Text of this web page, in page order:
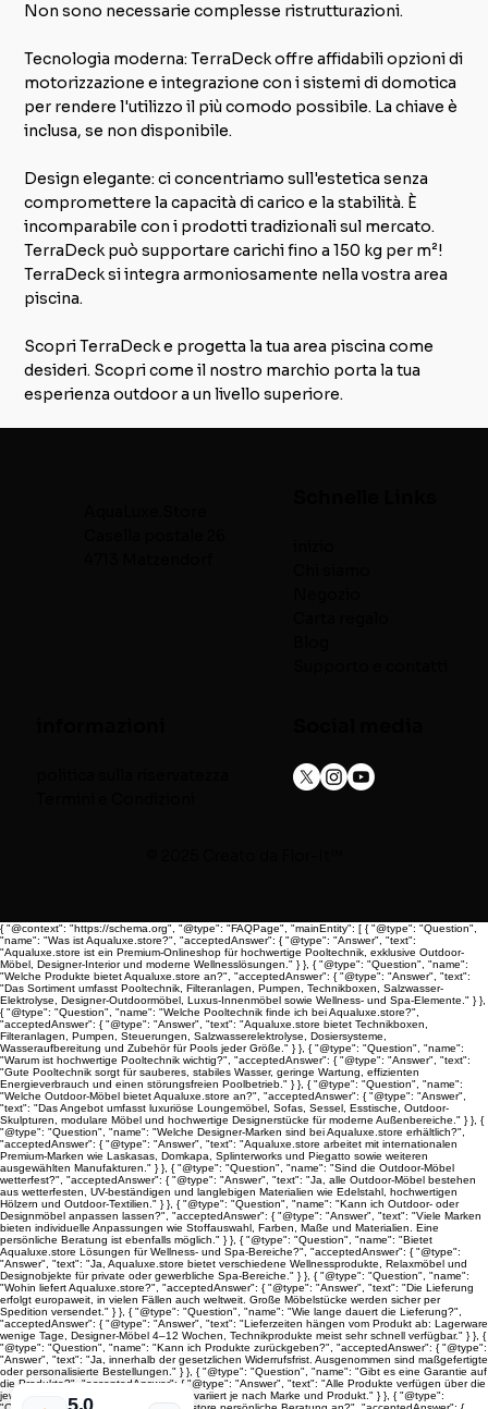
Non sono necessarie complesse ristrutturazioni.
Tecnologia moderna: TerraDeck offre affidabili opzioni di
motorizzazione e integrazione con i sistemi di domotica
per rendere l'utilizzo il più comodo possibile. La chiave è
inclusa, se non disponibile.
Design elegante: ci concentriamo sull'estetica senza
compromettere la capacità di carico e la stabilità. È
incomparabile con i prodotti tradizionali sul mercato.
TerraDeck può supportare carichi fino a 150 kg per m²!
TerraDeck si integra armoniosamente nella vostra area
piscina.
Scopri TerraDeck e progetta la tua area piscina come
desideri. Scopri come il nostro marchio porta la tua
esperienza outdoor a un livello superiore.
{ "@context": "https://schema.org", "@type": "FAQPage", "mainEntity": [ { "@type": "Question",
"name": "Was ist Aqualuxe.store?", "acceptedAnswer": { "@type": "Answer", "text":
"Aqualuxe.store ist ein Premium-Onlineshop für hochwertige Pooltechnik, exklusive Outdoor-
Möbel, Designer-Interior und moderne Wellnesslösungen." } }, { "@type": "Question", "name":
"Welche Produkte bietet Aqualuxe.store an?", "acceptedAnswer": { "@type": "Answer", "text":
"Das Sortiment umfasst Pooltechnik, Filteranlagen, Pumpen, Technikboxen, Salzwasser-
Elektrolyse, Designer-Outdoormöbel, Luxus-Innenmöbel sowie Wellness- und Spa-Elemente." } },
{ "@type": "Question", "name": "Welche Pooltechnik finde ich bei Aqualuxe.store?",
"acceptedAnswer": { "@type": "Answer", "text": "Aqualuxe.store bietet Technikboxen,
Filteranlagen, Pumpen, Steuerungen, Salzwasserelektrolyse, Dosiersysteme,
Wasseraufbereitung und Zubehör für Pools jeder Größe." } }, { "@type": "Question", "name":
"Warum ist hochwertige Pooltechnik wichtig?", "acceptedAnswer": { "@type": "Answer", "text":
"Gute Pooltechnik sorgt für sauberes, stabiles Wasser, geringe Wartung, effizienten
Energieverbrauch und einen störungsfreien Poolbetrieb." } }, { "@type": "Question", "name":
"Welche Outdoor-Möbel bietet Aqualuxe.store an?", "acceptedAnswer": { "@type": "Answer",
"text": "Das Angebot umfasst luxuriöse Loungemöbel, Sofas, Sessel, Esstische, Outdoor-
Skulpturen, modulare Möbel und hochwertige Designerstücke für moderne Außenbereiche." } }, {
"@type": "Question", "name": "Welche Designer-Marken sind bei Aqualuxe.store erhältlich?",
"acceptedAnswer": { "@type": "Answer", "text": "Aqualuxe.store arbeitet mit internationalen
Premium-Marken wie Laskasas, Domkapa, Splinterworks und Piegatto sowie weiteren
ausgewählten Manufakturen." } }, { "@type": "Question", "name": "Sind die Outdoor-Möbel
wetterfest?", "acceptedAnswer": { "@type": "Answer", "text": "Ja, alle Outdoor-Möbel bestehen
aus wetterfesten, UV-beständigen und langlebigen Materialien wie Edelstahl, hochwertigen
Hölzern und Outdoor-Textilien." } }, { "@type": "Question", "name": "Kann ich Outdoor- oder
Designmöbel anpassen lassen?", "acceptedAnswer": { "@type": "Answer", "text": "Viele Marken
bieten individuelle Anpassungen wie Stoffauswahl, Farben, Maße und Materialien. Eine
persönliche Beratung ist ebenfalls möglich." } }, { "@type": "Question", "name": "Bietet
Aqualuxe.store Lösungen für Wellness- und Spa-Bereiche?", "acceptedAnswer": { "@type":
"Answer", "text": "Ja, Aqualuxe.store bietet verschiedene Wellnessprodukte, Relaxmöbel und
Designobjekte für private oder gewerbliche Spa-Bereiche." } }, { "@type": "Question", "name":
"Wohin liefert Aqualuxe.store?", "acceptedAnswer": { "@type": "Answer", "text": "Die Lieferung
erfolgt europaweit, in vielen Fällen auch weltweit. Große Möbelstücke werden sicher per
Spedition versendet." } }, { "@type": "Question", "name": "Wie lange dauert die Lieferung?",
"acceptedAnswer": { "@type": "Answer", "text": "Lieferzeiten hängen vom Produkt ab: Lagerware
wenige Tage, Designer-Möbel 4–12 Wochen, Technikprodukte meist sehr schnell verfügbar." } }, {
"@type": "Question", "name": "Kann ich Produkte zurückgeben?", "acceptedAnswer": { "@type":
"Answer", "text": "Ja, innerhalb der gesetzlichen Widerrufsfrist. Ausgenommen sind maßgefertigte
oder personalisierte Bestellungen." } }, { "@type": "Question", "name": "Gibt es eine Garantie auf
die Produkte?", "acceptedAnswer": { "@type": "Answer", "text": "Alle Produkte verfügen über die
jeweilige Herstellergarantie. Die Dauer variiert je nach Marke und Produkt." } }, { "@type":
5.0